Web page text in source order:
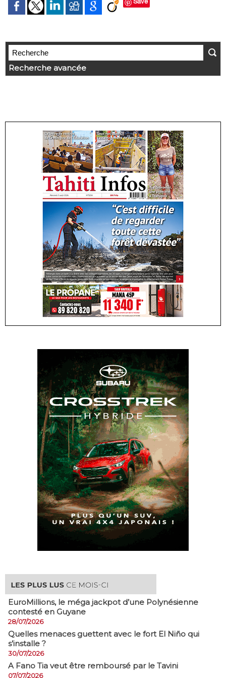
Recherche avancée
EuroMillions, ​le méga jackpot d’une Polynésienne
contesté en Guyane
28/07/2026
Quelles menaces guettent avec le fort El Niño qui
s’installe ?
30/07/2026
A Fano Tia veut être remboursé par le Tavini
07/07/2026